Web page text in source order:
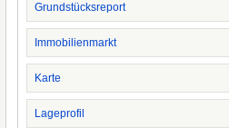
Grundstücksreport
Immobilienmarkt
Karte
Lageprofil